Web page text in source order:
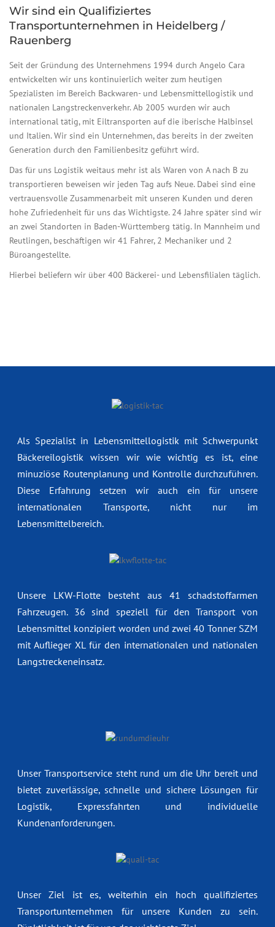
Wir sind ein Qualifiziertes
Transportunternehmen in Heidelberg /
Rauenberg
Seit der Gründung des Unternehmens 1994 durch Angelo Cara
entwickelten wir uns kontinuierlich weiter zum heutigen
Spezialisten im Bereich Backwaren- und Lebensmittellogistik und
nationalen Langstreckenverkehr. Ab 2005 wurden wir auch
international tätig, mit Eiltransporten auf die iberische Halbinsel
und Italien. Wir sind ein Unternehmen, das bereits in der zweiten
Generation durch den Familienbesitz geführt wird.
Das für uns Logistik weitaus mehr ist als Waren von A nach B zu
transportieren beweisen wir jeden Tag aufs Neue. Dabei sind eine
vertrauensvolle Zusammenarbeit mit unseren Kunden und deren
hohe Zufriedenheit für uns das Wichtigste. 24 Jahre später sind wir
an zwei Standorten in Baden-Württemberg tätig. In Mannheim und
Reutlingen, beschäftigen wir 41 Fahrer, 2 Mechaniker und 2
Büroangestellte.
Hierbei beliefern wir über 400 Bäckerei- und Lebensfilialen täglich.
Als Spezialist in Lebensmittellogistik mit Schwerpunkt
Bäckereilogistik wissen wir wie wichtig es ist, eine
minuziöse Routenplanung und Kontrolle durchzuführen.
Diese Erfahrung setzen wir auch ein für unsere
internationalen Transporte, nicht nur im
Lebensmittelbereich.
Unsere LKW-Flotte besteht aus 41 schadstoffarmen
Fahrzeugen. 36 sind speziell für den Transport von
Lebensmittel konzipiert worden und zwei 40 Tonner SZM
mit Auflieger XL für den internationalen und nationalen
Langstreckeneinsatz.
Unser Transportservice steht rund um die Uhr bereit und
bietet zuverlässige, schnelle und sichere Lösungen für
Logistik, Expressfahrten und individuelle
Kundenanforderungen.
Unser Ziel ist es, weiterhin ein hoch qualifiziertes
Transportunternehmen für unsere Kunden zu sein.